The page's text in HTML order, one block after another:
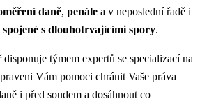
daně, penále a v neposlední řadě i
spojené s dlouhotrvajícími spory.
týmem expertů se specializací na
Vám pomoci chránit Vaše práva
i před soudem a dosáhnout co